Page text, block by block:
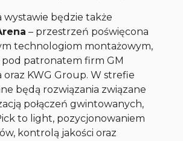
wystawie będzie także
– przestrzeń poświęcona
technologiom montażowym,
pod patronatem firm GM
KWG Group. W strefie
będą rozwiązania związane
połączeń gwintowanych,
to light, pozycjonowaniem
kontrolą jakości oraz